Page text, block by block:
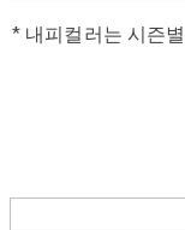
* 내피컬러는 시즌